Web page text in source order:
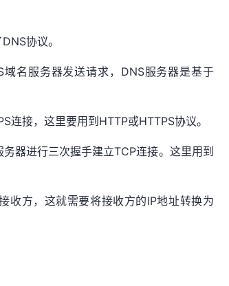
协议。
名服务器发送请求，DNS服务器是基于
连接，这里要用到HTTP或HTTPS协议。
器进行三次握手建立TCP连接。这里用到
收方，这就需要将接收方的IP地址转换为